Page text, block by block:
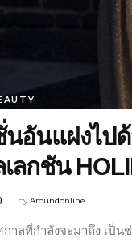
อันแฝงไป
ลกชัน
byAroundonline
กาลที่กำลังจะมาถึง เป็